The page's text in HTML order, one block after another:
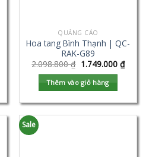
QUẢNG CÁO
Hoa tang Bình Thạnh | QC-
RAK-G89
2.098.800₫ 1.749.000 ₫
Thêm vào giỏ hàng
Sale